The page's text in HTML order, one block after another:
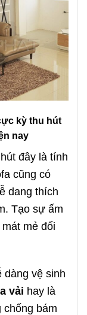
kỳ thu hút
nay
đây là tính
cũng có
dang thích
Tạo sự ấm
mẻ đối
dàng vệ sinh
vải hay là
chống bám